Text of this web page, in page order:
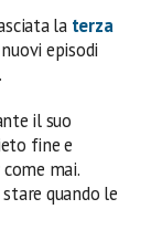
la terza
episodi
il suo
fine e
come mai.
quando le